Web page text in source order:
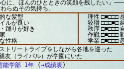
に、ほんのひとときの笑顔を残したい」
らぬその気持ち。
な髪型
ルが良い
踊りが好き
性格
理性 □■□□□
狡猾 □□□■□
秩序 □■□□□
作戦 □■□□□
学業 □■□□□
トリートライブをしながら各地を巡った
友（ライバル）が学園にいた
能学部 1年 (→成績表)